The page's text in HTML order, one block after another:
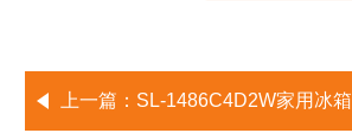
上一篇： SL-1486C4D2W家用冰箱